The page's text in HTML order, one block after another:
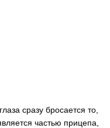
сразу бросается то,
частью прицепа,